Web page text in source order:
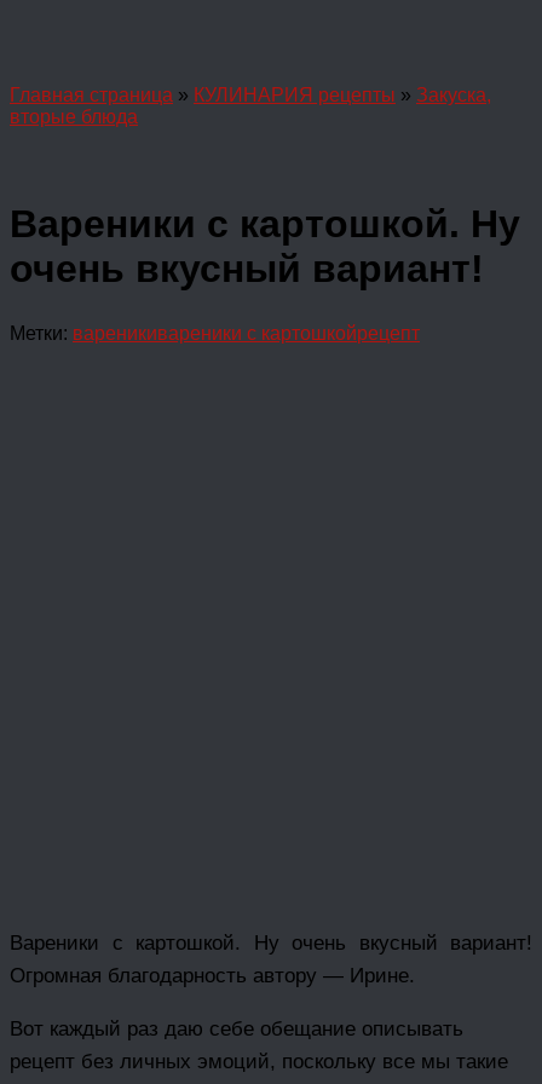
Главная страница » КУЛИНАРИЯ рецепты » Закуска,
вторые блюда
Вареники с картошкой. Ну
очень вкусный вариант!
Метки: вареникивареники с картошкойрецепт
Вареники с картошкой. Ну очень вкусный вариант!
Огромная благодарность автору — Ирине.
Вот каждый раз даю себе обещание описывать
рецепт без личных эмоций, поскольку все мы такие